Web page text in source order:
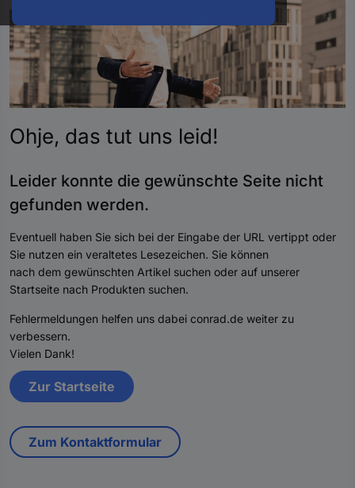
Hst.-
Teile-
Nr.
ein
Ohje, das tut uns leid!
Leider konnte die gewünschte Seite nicht
gefunden werden.
Eventuell haben Sie sich bei der Eingabe der URL vertippt oder
Sie nutzen ein veraltetes Lesezeichen. Sie können
nach dem gewünschten Artikel suchen oder auf unserer
Startseite nach Produkten suchen.
Fehlermeldungen helfen uns dabei conrad.de weiter zu
verbessern.
Vielen Dank!
Zur Startseite
Zum Kontaktformular